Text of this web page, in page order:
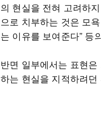
의 현실을 전혀 고려하
으로 치부하는 것은 모
는 이유를 보여준다” 등
반면 일부에서는 표현
하는 현실을 지적하려